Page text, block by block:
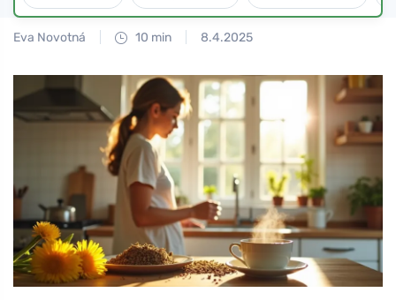
Eva Novotná 10 min 8.4.2025